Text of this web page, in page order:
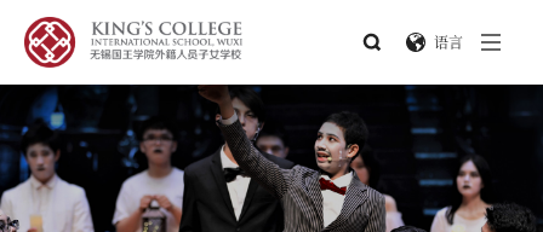
语言